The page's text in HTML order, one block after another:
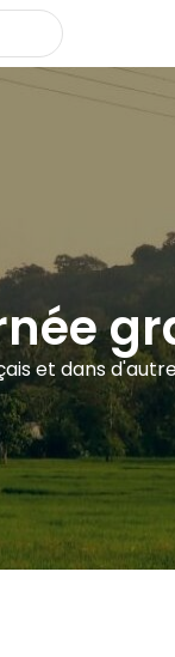
et dans